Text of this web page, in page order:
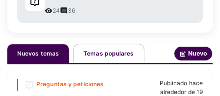
24 36
Nuevos temas Temas populares Nuevo
Preguntas y peticiones
Publicado hace
alrededor de 19